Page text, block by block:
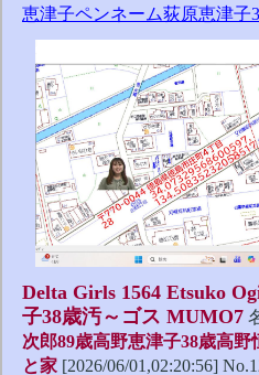
恵津子ペンネーム荻原恵津子
Delta Girls 1564 Etsuko
子38歳汚～ゴス MUMO7
次郎89歳高野恵津子38歳高
と家 [2026/06/01,02:20:56]